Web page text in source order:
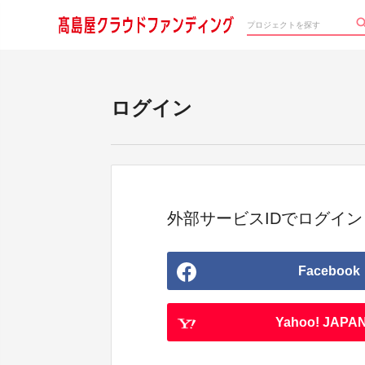
ログイン
外部サービスIDでログイン
Facebook
Yahoo!